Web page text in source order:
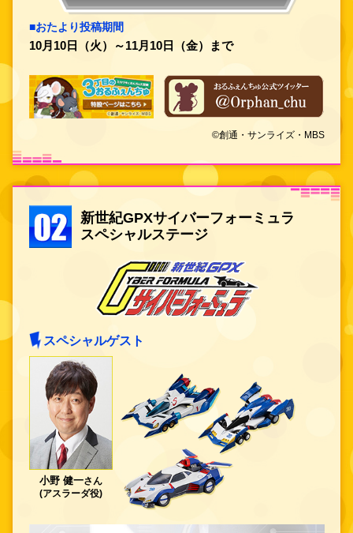
■おたより投稿期間
10月10日（火）～11月10日（金）まで
©創通・サンライズ・MBS
新世紀GPXサイバーフォーミュラ
スペシャルステージ
スペシャルゲスト
小野 健一さん
(アスラーダ役)